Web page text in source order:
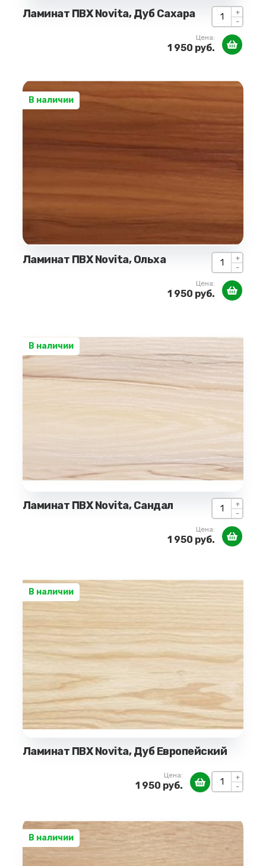
Ламинат ПВХ Novita, Дуб Сахара +
-
Цена:
1 950 руб.
В наличии
Ламинат ПВХ Novita, Ольха +
-
Цена:
1 950 руб.
В наличии
Ламинат ПВХ Novita, Сандал +
-
Цена:
1 950 руб.
В наличии
Ламинат ПВХ Novita, Дуб Европейский
+
-
Цена:
1 950 руб.
В наличии